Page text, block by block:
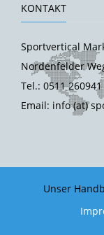
KONTAKT
Sportvertical
Nordenfelder
Tel.: 0511
Email: info (at)
Unser